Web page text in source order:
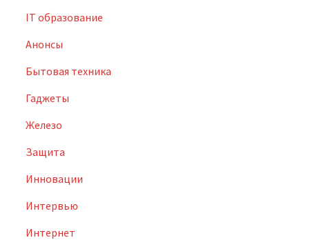
IT образование
Анонсы
Бытовая техника
Гаджеты
Железо
Защита
Инновации
Интервью
Интернет